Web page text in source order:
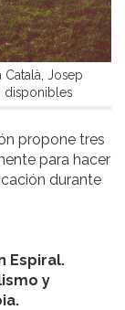
Català, Josep
disponibles
propone tres
para hacer
durante
Espiral.
y